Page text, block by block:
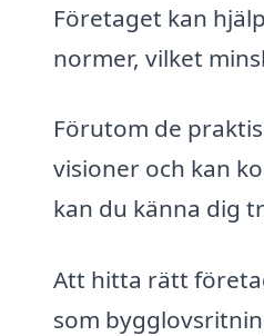
Företaget kan
normer, vilket
Förutom de
visioner och kan
kan du känna dig
Att hitta rätt
som